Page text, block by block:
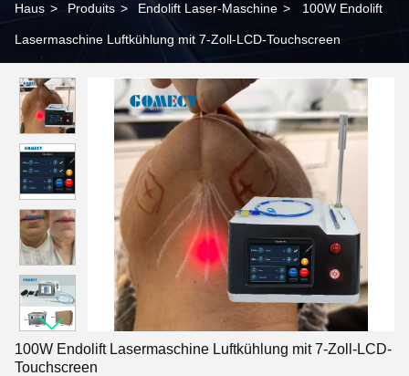
Haus > Produits > Endolift Laser-Maschine > 100W Endolift
Lasermaschine Luftkühlung mit 7-Zoll-LCD-Touchscreen
100W Endolift Lasermaschine Luftkühlung mit 7-Zoll-LCD-
Touchscreen